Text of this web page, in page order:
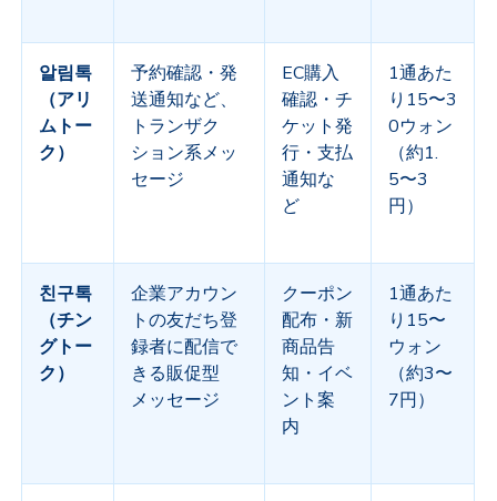
알림톡
（アリ
ムトー
ク）
予約確認・発
送通知など、
トランザク
ション系メッ
セージ
EC購入
確認・チ
ケット発
行・支払
通知な
ど
1通あた
り 15〜3
0ウォン
（約1.
5〜3
円）
친구톡
（チン
グトー
ク）
企業アカウン
トの友だち登
録者に配信で
きる販促型
メッセージ
クーポン
配布・新
商品告
知・イベ
ント案
内
1通あた
り 15〜
ウォン
（約3〜
7円）